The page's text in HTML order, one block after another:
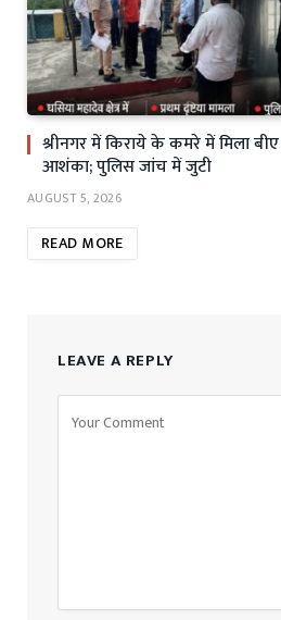
श्रीनगर में किराये के कमरे में मिला
आशंका; पुलिस जांच में जुटी
AUGUST 5, 2026
READ MORE
LEAVE A REPLY